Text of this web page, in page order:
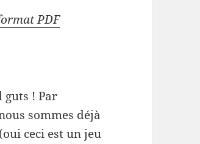
PDF
guts ! Par
sommes déjà
ceci est un jeu